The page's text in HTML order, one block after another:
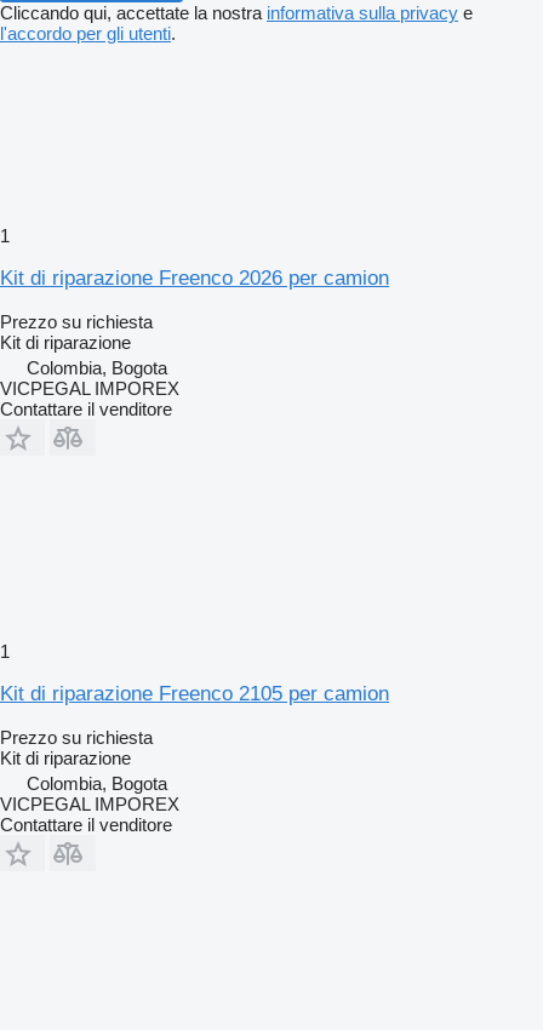
Cliccando qui, accettate la nostra informativa sulla privacy e
l'accordo per gli utenti.
1
Kit di riparazione Freenco 2026 per camion
Prezzo su richiesta
Kit di riparazione
Colombia, Bogota
VICPEGAL IMPOREX
Contattare il venditore
1
Kit di riparazione Freenco 2105 per camion
Prezzo su richiesta
Kit di riparazione
Colombia, Bogota
VICPEGAL IMPOREX
Contattare il venditore